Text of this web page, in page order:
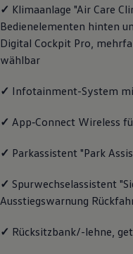
Pannen- und
Volkswagen
✓ Klimaanlage "Air Care
Bedienelementen hinten
Digital Cockpit Pro,
wählbar
✓ Infotainment-System
✓ App‑Connect Wireless
✓ Parkassistent "Park
✓ Spurwechselassistent
Ausstiegswarnung
✓ Rücksitzbank/-lehne,